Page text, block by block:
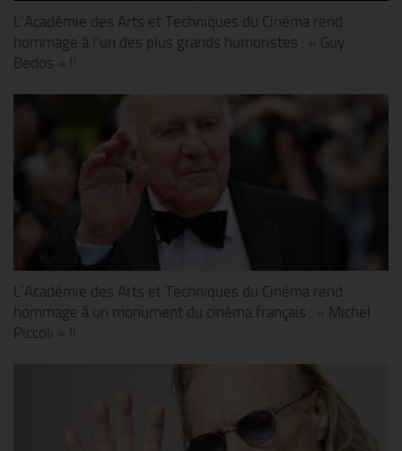
L’Académie des Arts et Techniques du Cinéma rend
hommage à l’un des plus grands humoristes : « Guy
Bedos » !!
L’Académie des Arts et Techniques du Cinéma rend
hommage à un monument du cinéma français : « Michel
Piccoli » !!